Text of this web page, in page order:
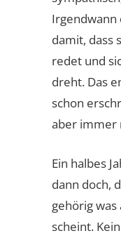
Irgendwann
damit, dass
redet und
dreht. Das
schon
aber immer
Ein halbes
dann doch,
gehörig
scheint.